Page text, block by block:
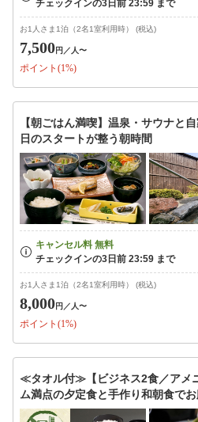
お1人さま1泊（2名1室利用時） (税込)
7,500円 ／人〜
ポイント(1%)
【朝ごはん満喫】温泉・サウナと
日のスタートが整う朝時間
お1人さま1泊（2名1室利用時） (税込)
8,000円 ／人〜
ポイント(1%)
≪タオル付≫【ビジネス2食／アメ
ム満点の夕定食と手作り和朝食で